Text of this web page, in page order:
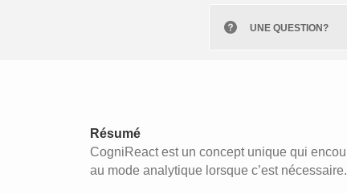
UNE QUESTION?
Résumé
CogniReact est un concept unique qui
au mode analytique lorsque c’est